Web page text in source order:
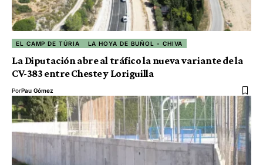
EL CAMP DE TÚRIA LA HOYA DE BUÑOL - CHIVA
La Diputación abre al tráfico la nueva variante de la
CV-383 entre Cheste y Loriguilla
PorPau Gómez